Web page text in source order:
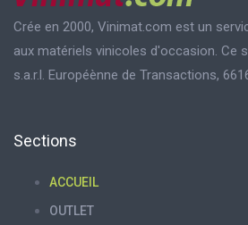
Crée en 2000, Vinimat.com est un
aux matériels vinicoles d'occasion. Ce
s.a.r.l. Européènne de Transactions,
Sections
ACCUEIL
OUTLET